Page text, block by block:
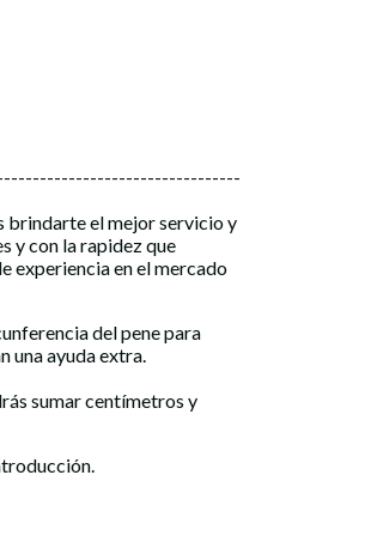
brindarte el mejor servicio y
y con la rapidez que
experiencia en el mercado
del pene para
una ayuda extra.
sumar centímetros y